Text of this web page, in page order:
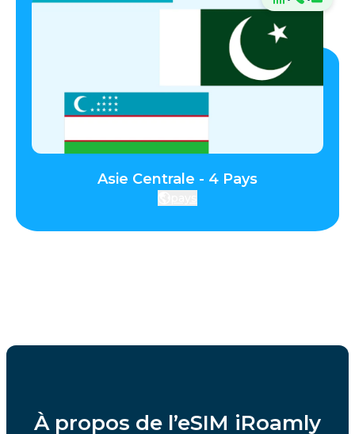
Asie Centrale - 4 Pays
À propos de l’eSIM iRoamly